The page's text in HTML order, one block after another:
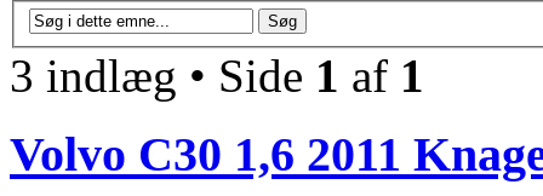
3 indlæg • Side 1 af 1
Volvo C30 1,6 2011